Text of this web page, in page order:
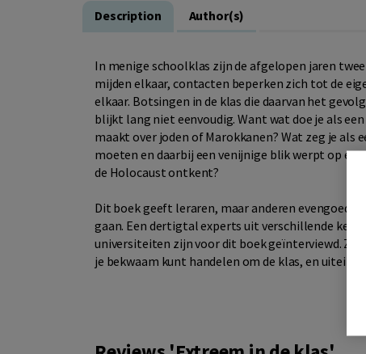
Description Author(s)
In menige schoolklas zijn de afgelopen jaren
mijden elkaar, contacten beperken zich tot de
elkaar. Botsingen in de klas die daarvan het
blijkt lang niet eenvoudig. Want wat doe je als
maakt over joden of Marokkanen? Wat zeg je
moeten en daarbij een venijnige blik werpt op
de Holocaust ontkent?
Dit boek geeft leraren, maar anderen
gaan. Een dertigtal experts uit verschillende
universiteiten zijn voor dit boek geïnterviewd. Zij
je bekwaam kunt handelen om de klas, en